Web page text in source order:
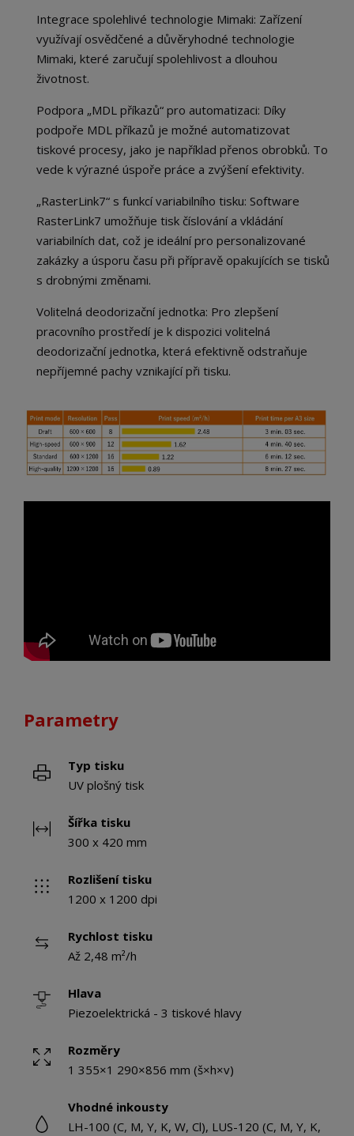
Integrace spolehlivé technologie Mimaki: Zařízení
využívají osvědčené a důvěryhodné technologie
Mimaki, které zaručují spolehlivost a dlouhou
životnost.
Podpora „MDL příkazů“ pro automatizaci: Díky
podpoře MDL příkazů je možné automatizovat
tiskové procesy, jako je například přenos obrobků. To
vede k výrazné úspoře práce a zvýšení efektivity.
„RasterLink7“ s funkcí variabilního tisku: Software
RasterLink7 umožňuje tisk číslování a vkládání
variabilních dat, což je ideální pro personalizované
zakázky a úsporu času při přípravě opakujících se tisků
s drobnými změnami.
Volitelná deodorizační jednotka: Pro zlepšení
pracovního prostředí je k dispozici volitelná
deodorizační jednotka, která efektivně odstraňuje
nepříjemné pachy vznikající při tisku.
Parametry
Typ tisku
UV plošný tisk
Šířka tisku
300 x 420 mm
Rozlišení tisku
1200 x 1200 dpi
Rychlost tisku
Až 2,48 m²/h
Hlava
Piezoelektrická - 3 tiskové hlavy
Rozměry
1 355×1 290×856 mm (š×h×v)
Vhodné inkousty
LH-100 (C, M, Y, K, W, Cl), LUS-120 (C, M, Y, K,